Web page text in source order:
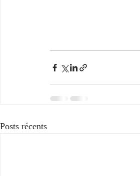
Posts récents